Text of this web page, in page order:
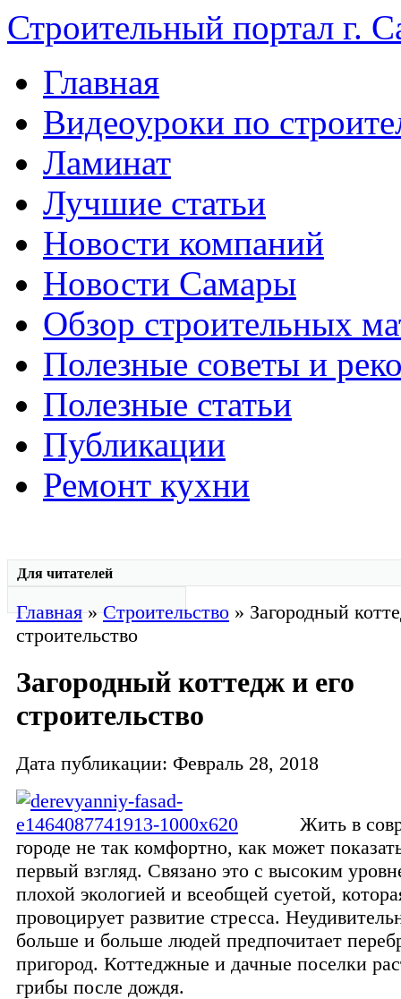
Строительный портал г.
Главная
Видеоуроки по
Ламинат
Лучшие статьи
Новости компаний
Новости Самары
Обзор строительных
Полезные советы и
Полезные статьи
Публикации
Ремонт кухни
Для читателей
Главная»Строительство » Загородный
строительство
Загородный коттедж и его
строительство
Дата публикации: Февраль 28, 2018
Жить в
городе не так комфортно, как может
первый взгляд. Связано это с высоким
плохой экологией и всеобщей суетой,
провоцирует развитие стресса.
больше и больше людей предпочитает
пригород. Коттеджные и дачные поселки
грибы после дождя.